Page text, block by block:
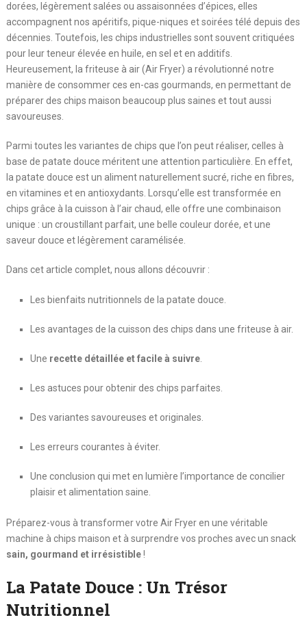
dorées, légèrement salées ou assaisonnées d’épices, elles
accompagnent nos apéritifs, pique-niques et soirées télé depuis des
décennies. Toutefois, les chips industrielles sont souvent critiquées
pour leur teneur élevée en huile, en sel et en additifs.
Heureusement, la friteuse à air (Air Fryer) a révolutionné notre
manière de consommer ces en-cas gourmands, en permettant de
préparer des chips maison beaucoup plus saines et tout aussi
savoureuses.
Parmi toutes les variantes de chips que l’on peut réaliser, celles à
base de patate douce méritent une attention particulière. En effet,
la patate douce est un aliment naturellement sucré, riche en fibres,
en vitamines et en antioxydants. Lorsqu’elle est transformée en
chips grâce à la cuisson à l’air chaud, elle offre une combinaison
unique : un croustillant parfait, une belle couleur dorée, et une
saveur douce et légèrement caramélisée.
Dans cet article complet, nous allons découvrir :
Les bienfaits nutritionnels de la patate douce.
Les avantages de la cuisson des chips dans une friteuse à air.
Une recette détaillée et facile à suivre.
Les astuces pour obtenir des chips parfaites.
Des variantes savoureuses et originales.
Les erreurs courantes à éviter.
Une conclusion qui met en lumière l’importance de concilier
plaisir et alimentation saine.
Préparez-vous à transformer votre Air Fryer en une véritable
machine à chips maison et à surprendre vos proches avec un snack
sain, gourmand et irrésistible!
La Patate Douce : Un Trésor
Nutritionnel